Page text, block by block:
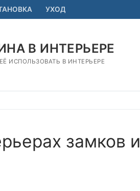
УХОД
В ИНТЕРЬЕРЕ
ИСПОЛЬЗОВАТЬ В ИНТЕРЬЕРЕ
замков и